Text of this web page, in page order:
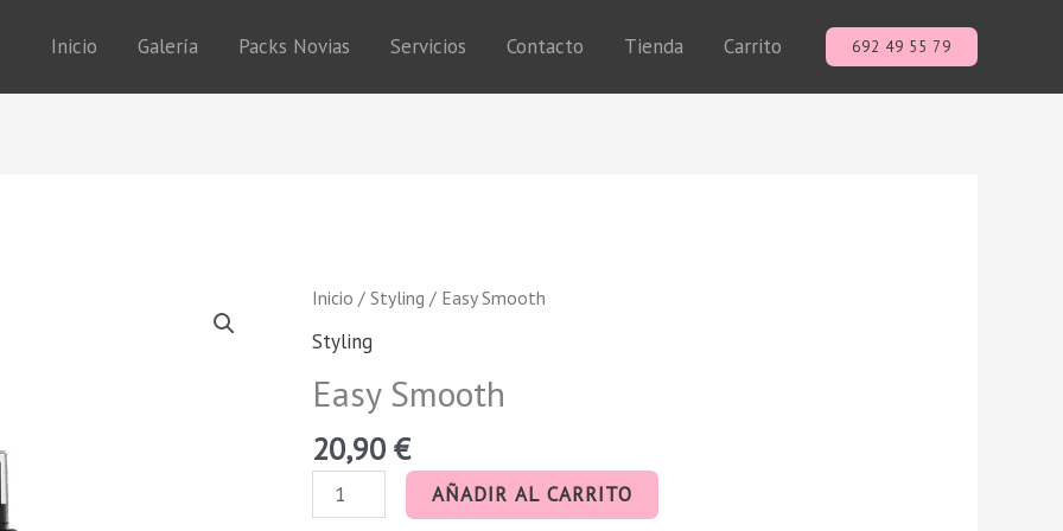
Inicio Galería Packs Novias Servicios Contacto Tienda Carrito 692 49 55 79
Inicio / Styling / Easy Smooth
Styling
Easy Smooth
20,90 €
Easy
Smooth
cantidad
AÑADIR AL CARRITO